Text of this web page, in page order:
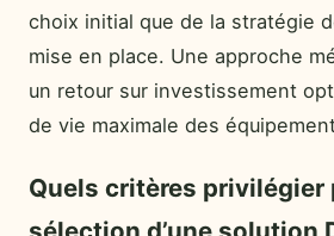
choix initial que de la stratégie
mise en place. Une approche
un retour sur investissement
de vie maximale des
Quels critères privilégier